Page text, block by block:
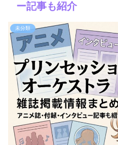
ー記事も紹介
未分類